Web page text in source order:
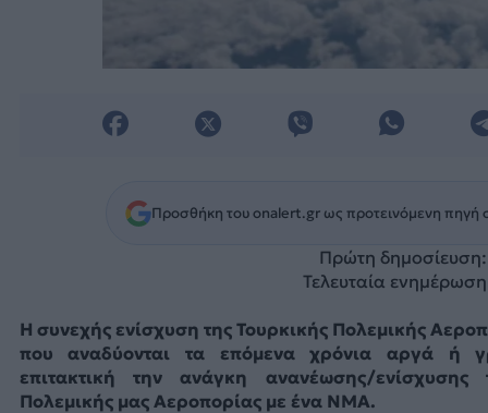
Προσθήκη του onalert.gr ως προτεινόμενη πηγή
Πρώτη
Τελευταία
Η συνεχής ενίσχυση της Τουρκικής Πολεμικής
που αναδύονται τα επόμενα χρόνια αργά ή
επιτακτική την ανάγκη ανανέωσης/ενίσχυσης
Πολεμικής μας Αεροπορίας με ένα ΝΜΑ.